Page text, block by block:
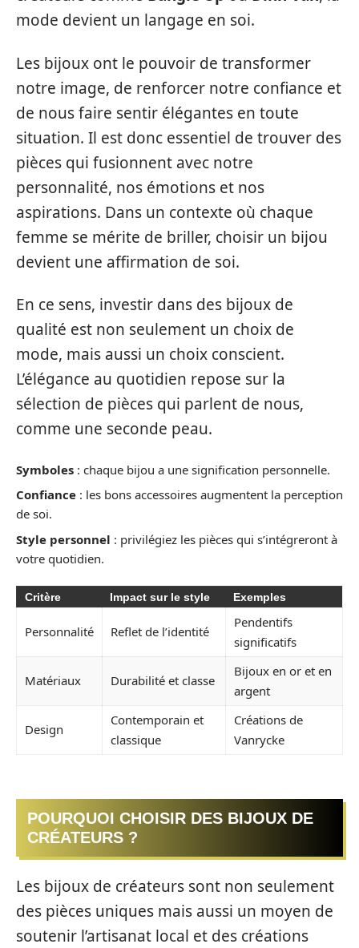
mode devient un langage en soi.
Les bijoux ont le pouvoir de transformer
notre image, de renforcer notre confiance et
de nous faire sentir élégantes en toute
situation. Il est donc essentiel de trouver des
pièces qui fusionnent avec notre
personnalité, nos émotions et nos
aspirations. Dans un contexte où chaque
femme se mérite de briller, choisir un bijou
devient une affirmation de soi.
En ce sens, investir dans des bijoux de
qualité est non seulement un choix de
mode, mais aussi un choix conscient.
L’élégance au quotidien repose sur la
sélection de pièces qui parlent de nous,
comme une seconde peau.
Symboles : chaque bijou a une signification personnelle.
Confiance : les bons accessoires augmentent la perception
de soi.
Style personnel : privilégiez les pièces qui s’intégreront à
votre quotidien.
Critère Impact sur le style Exemples
Personnalité Reflet de l’identité
Pendentifs
significatifs
Matériaux Durabilité et classe
Bijoux en or et en
argent
Design
Contemporain et
classique
Créations de
Vanrycke
POURQUOI CHOISIR DES BIJOUX DE
CRÉATEURS ?
Les bijoux de créateurs sont non seulement
des pièces uniques mais aussi un moyen de
soutenir l’artisanat local et des créations